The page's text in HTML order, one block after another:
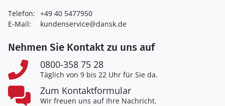
Telefon: +49 40 5477950
E-Mail:
kundenservice@dansk.de
Nehmen Sie Kontakt zu uns auf
0800-358 75 28
Täglich von 9 bis 22 Uhr für Sie da.
Zum Kontaktformular
Wir freuen uns auf Ihre Nachricht.